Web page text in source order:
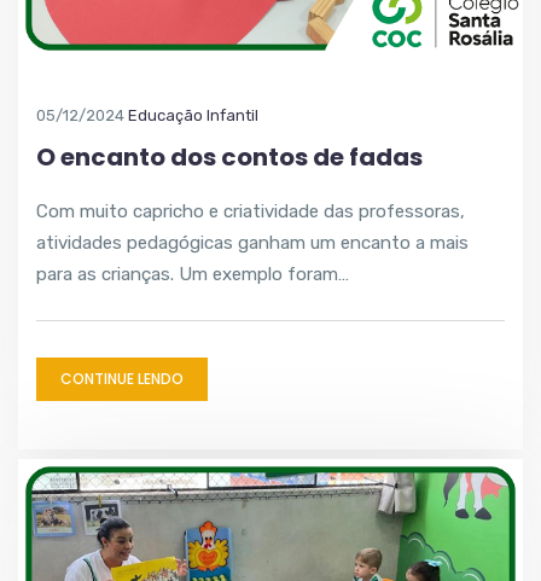
05/12/2024 Educação Infantil
O encanto dos contos de fadas
Com muito capricho e criatividade das professoras,
atividades pedagógicas ganham um encanto a mais
para as crianças. Um exemplo foram…
CONTINUE LENDO